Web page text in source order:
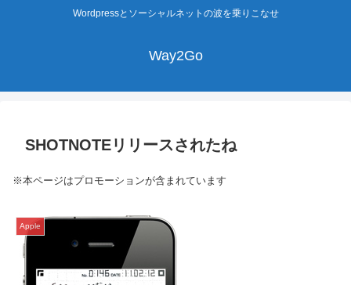
Wordpressとソーシャルネットの波を乗りこなせ
Way2Go
SHOTNOTEリリースされたね
※本ページはプロモーションが含まれています
Apple